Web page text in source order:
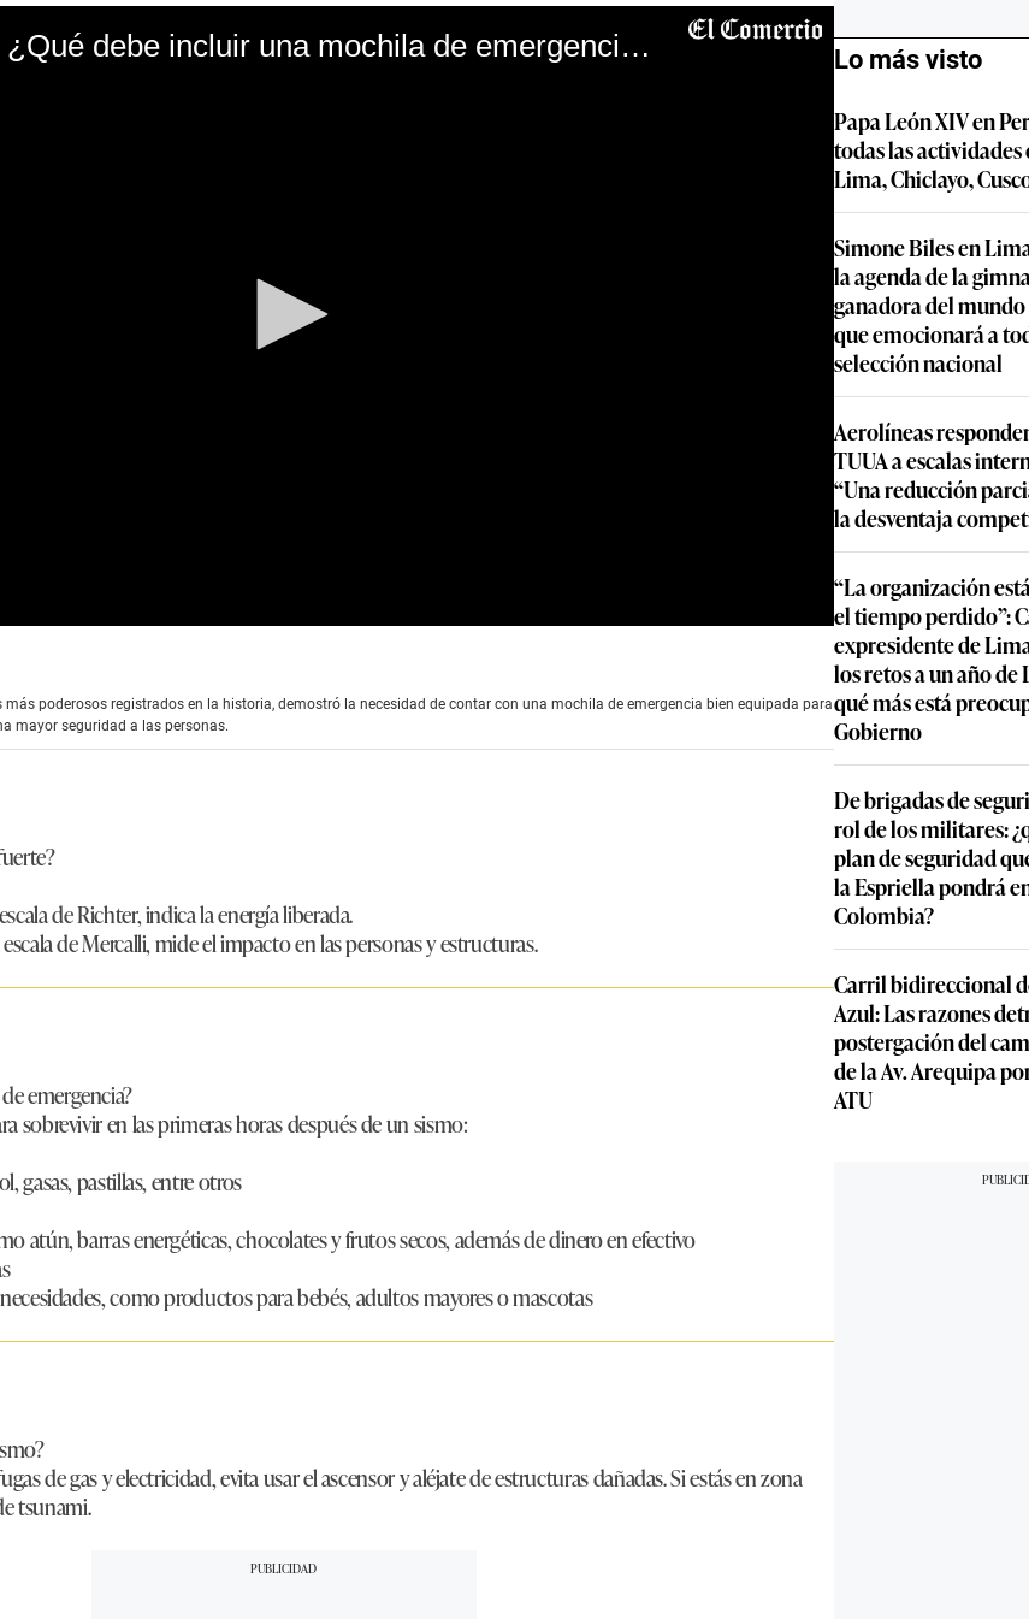
Temblor en Chile: ¿Qué debe incluir una mochila de emergencia?
más poderosos registrados en la historia, demostró la necesidad de contar con una mochila de emergencia bien equipada para
mayor seguridad a las personas.
de Richter, indica la energía liberada.
de Mercalli, mide el impacto en las personas y estructuras.
emergencia?
sobrevivir en las primeras horas después de un sismo:
gasas, pastillas, entre otros
atún, barras energéticas, chocolates y frutos secos, además de dinero en efectivo
como productos para bebés, adultos mayores o mascotas
de gas y electricidad, evita usar el ascensor y aléjate de estructuras dañadas. Si estás en zona
tsunami.
Lo más visto
Papa León XIV en
todas las
Lima, Chiclayo,
Simone Biles en
la agenda de la
ganadora del
que emocionará a
selección nacional
Aerolíneas
TUUA a escalas
“Una reducción
la desventaja
“La organización
el tiempo perdido”:
expresidente de
los retos a un año de
qué más está
Gobierno
De brigadas de
rol de los militares:
plan de seguridad
la Espriella pondrá
Colombia?
Carril bidireccional
Azul: Las razones
postergación del
de la Av. Arequipa
ATU